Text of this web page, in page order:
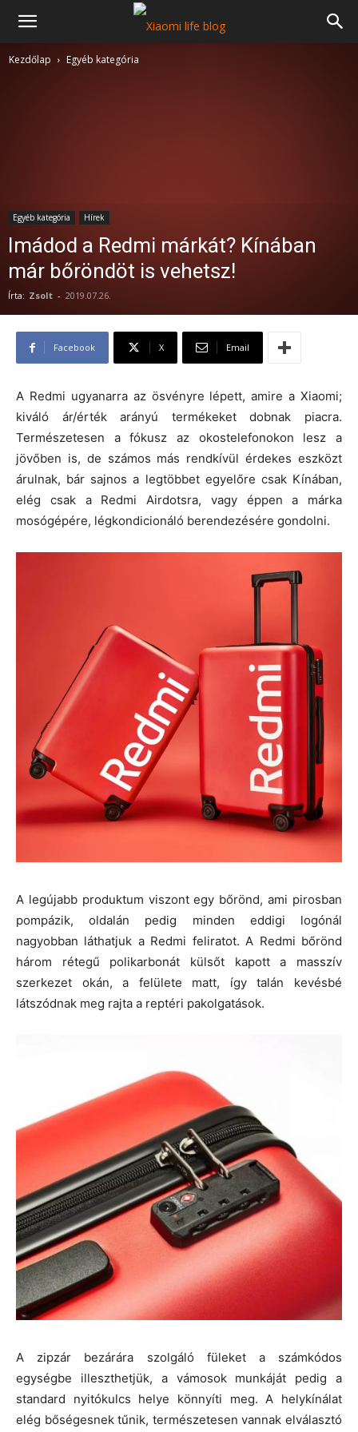
Kezdőlap Egyéb kategória
Egyéb kategória Hírek
Imádod a Redmi márkát? Kínában
már bőröndöt is vehetsz!
Írta: Zsolt - 2019.07.26.
Facebook X Email
A Redmi ugyanarra az ösvényre lépett, amire a Xiaomi;
kiváló ár/érték arányú termékeket dobnak piacra.
Természetesen a fókusz az okostelefonokon lesz a
jövőben is, de számos más rendkívül érdekes eszközt
árulnak, bár sajnos a legtöbbet egyelőre csak Kínában,
elég csak a Redmi Airdotsra, vagy éppen a márka
mosógépére, légkondicionáló berendezésére gondolni.
A legújabb produktum viszont egy bőrönd, ami pirosban
pompázik, oldalán pedig minden eddigi logónál
nagyobban láthatjuk a Redmi feliratot. A Redmi bőrönd
három rétegű polikarbonát külsőt kapott a masszív
szerkezet okán, a felülete matt, így talán kevésbé
látszódnak meg rajta a reptéri pakolgatások.
A zipzár bezárára szolgáló füleket a számkódos
egységbe illeszthetjük, a vámosok munkáját pedig a
standard nyitókulcs helye könnyíti meg. A helykínálat
elég bőségesnek tűnik, természetesen vannak elválasztó